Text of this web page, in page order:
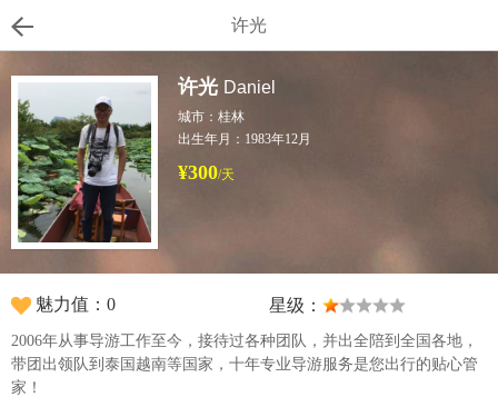
许光
许光 Daniel
城市：桂林
出生年月：1983年12月
¥300/天
魅力值：0 星级：
2006年从事导游工作至今，接待过各种团队，并出全陪到全国各地，
带团出领队到泰国越南等国家，十年专业导游服务是您出行的贴心管
家！